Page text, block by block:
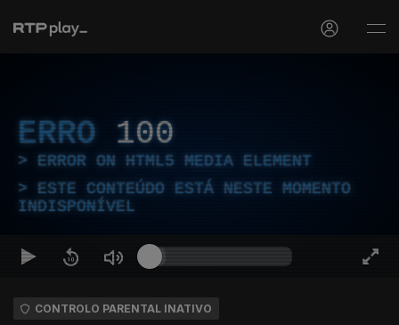
ERRO 100
ERROR ON HTML5 MEDIA ELEMENT
ESTE CONTEÚDO ESTÁ NESTE MOMENTO
INDISPONÍVEL
CONTROLO PARENTAL INATIVO